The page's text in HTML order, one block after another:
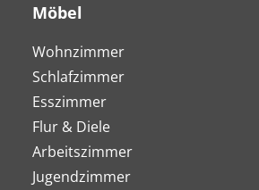
Möbel
Wohnzimmer
Schlafzimmer
Esszimmer
Flur & Diele
Arbeitszimmer
Jugendzimmer